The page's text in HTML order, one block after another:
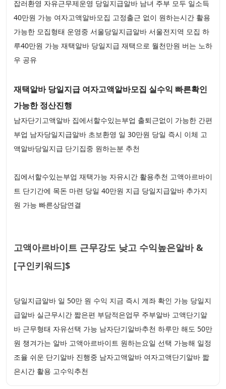
잡러환영 자유근무제운영 당일지급알바 남녀 주부 모두 일소득
40만원 가능 여자고액알바모집 고정출근 없이 원하는시간 활용
가능한 모집형태 운영중 서울당일지급알바 서울전지역 모집 하
루40만원 가능 재택알바 당일지급 재택으로 월천만원 버는 노하
우 공유
재택알바 당일지급 여자고액알바모집 실수익 빠른확인
가능한 정산진행
남자단기고액알바 집에서할수있는부업 출퇴근없이 가능한 간편
부업 남자당일지급알바 초보환영 일 30만원 당일 즉시 이체 고
액알바당일지급 단기집중 원하는분 추천
집에서할수있는부업 재택가능 자유시간 활용추천 고액아르바이
트 단기간에 목돈 마련 당일 40만원 지급 당일지급알바 추가지
원 가능 빠른상담연결
고액아르바이트 근무강도 낮고 수익높은알바 &
[구인키워드]$
당일지급알바 일 50만 원 수익 지금 즉시 계좌 확인 가능 당일지
급알바 실근무시간 짧은편 부담적은업무 주부알바 고액단기알
바 근무형태 자유선택 가능 남자단기알바추천 하루만 해도 50만
원 챙겨가는 알바 고액아르바이트 원하는요일 선택 가능해 일정
조율 쉬운 단기알바 진행중 남자고액알바 여자고액단기알바 짧
은시간 활용 고수익추천